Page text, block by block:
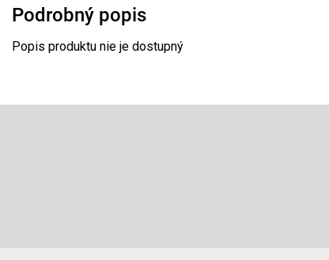
Podrobný popis
Popis produktu nie je dostupný